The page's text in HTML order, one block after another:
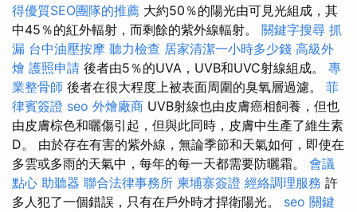
得優質SEO團隊的推薦 大約50％的陽光由可見光組成，其
中45％的紅外輻射，而剩餘的紫外線輻射。 關鍵字搜尋 抓
漏 台中油壓按摩 聽力檢查 居家清潔一小時多少錢 高級外
燴 護照申請 後者由5％的UVA，UVB和UVC射線組成。 專
業整骨師 後者在很大程度上被表面周圍的臭氧層過濾。 菲
律賓簽證 seo 外燴廠商 UVB射線也由皮膚癌相飼養，但也
由皮膚棕色和曬傷引起，但與此同時，皮膚中生產了維生素
D。 由於存在有害的紫外線，無論季節和天氣如何，即使在
多雲或多雨的天氣中，每年的每一天都需要防曬霜。 會議
點心 助聽器 聯合法律事務所 柬埔寨簽證 經絡調理服務 許
多人犯了一個錯誤，只有在戶外時才捍衛陽光。 seo 關鍵